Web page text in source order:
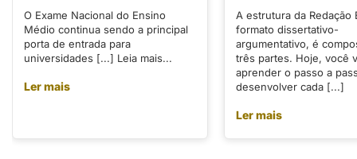
O Exame Nacional do Ensino
Médio continua sendo a principal
porta de entrada para
universidades [...] Leia mais...
Ler mais
A estrutura da Redação
formato dissertativo-
argumentativo, é
três partes. Hoje, você
aprender o passo a
desenvolver cada [...]
Ler mais